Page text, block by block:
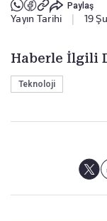
Paylaş
Yayın Tarihi 19
Haberle İlgili
Teknoloji